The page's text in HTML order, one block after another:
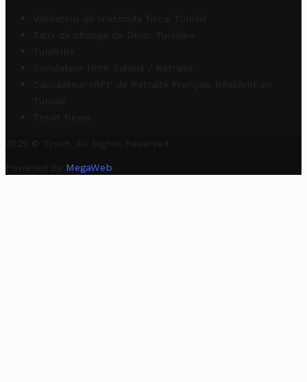
Validateur de matricule fiscal Tunisie
Taux de change de Dinar Tunisien
TuniRIBs
Simulateur IRPP Salarié / Retraité
Calculateur IRPP de Retraité Français Résident en
Tunisie
Trovit News
2025 © Trovit. All Rights Reserved.
Powered By MegaWeb